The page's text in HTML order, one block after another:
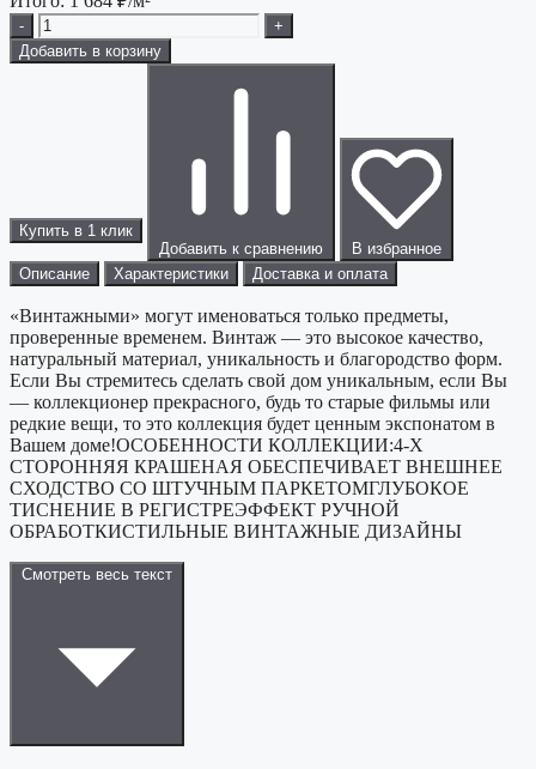
-
+
Добавить в корзину
Купить в 1 клик
Добавить к сравнению
В избранное
Описание
Характеристики Доставка и оплата
«Винтажными» могут именоваться только предметы,
проверенные временем. Винтаж — это высокое качество,
натуральный материал, уникальность и благородство форм.
Если Вы стремитесь сделать свой дом уникальным, если Вы
— коллекционер прекрасного, будь то старые фильмы или
редкие вещи, то это коллекция будет ценным экспонатом в
Вашем доме!ОСОБЕННОСТИ КОЛЛЕКЦИИ:4-Х
СТОРОННЯЯ КРАШЕНАЯ ОБЕСПЕЧИВАЕТ ВНЕШНЕЕ
СХОДСТВО СО ШТУЧНЫМ ПАРКЕТОМГЛУБОКОЕ
ТИСНЕНИЕ В РЕГИСТРЕЭФФЕКТ РУЧНОЙ
ОБРАБОТКИСТИЛЬНЫЕ ВИНТАЖНЫЕ ДИЗАЙНЫ
Смотреть весь текст